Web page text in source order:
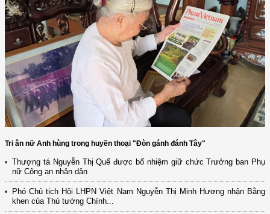
Tri ân nữ Anh hùng trong huyền thoại "Đòn gánh đánh Tây"
Thượng tá Nguyễn Thị Quế được bổ nhiệm giữ chức Trưởng ban Phụ
nữ Công an nhân dân
Phó Chủ tịch Hội LHPN Việt Nam Nguyễn Thị Minh Hương nhận Bằng
khen của Thủ tướng Chính...
(12/TB-HĐKH) V/v đăng ký, đề xuất nhiệm vụ Khoa học, công nghệ và